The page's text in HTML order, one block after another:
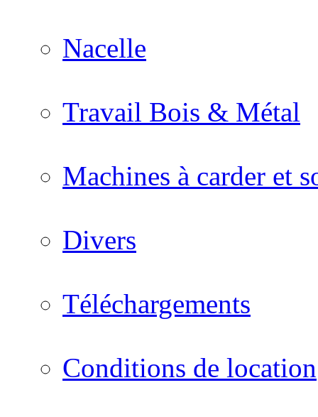
Nacelle
Travail Bois & Métal
Machines à carder et
Divers
Téléchargements
Conditions de location